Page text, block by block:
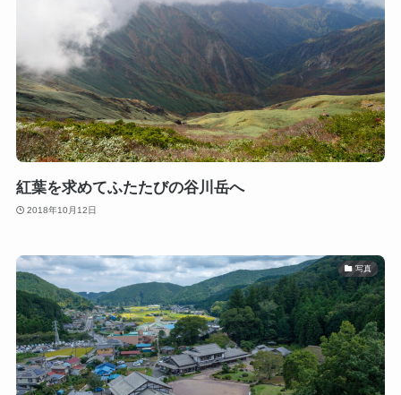
紅葉を求めてふたたびの谷川岳へ
2018年10月12日
写真